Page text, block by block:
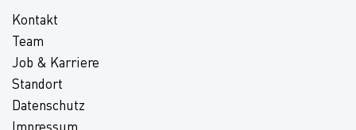
Kontakt
Team
Job & Karriere
Standort
Datenschutz
Impressum